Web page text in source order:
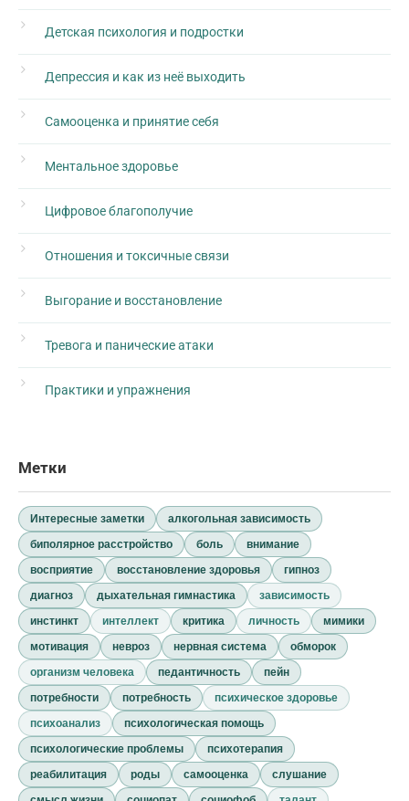
Детская психология и подростки
Депрессия и как из неё выходить
Самооценка и принятие себя
Ментальное здоровье
Цифровое благополучие
Отношения и токсичные связи
Выгорание и восстановление
Тревога и панические атаки
Практики и упражнения
Метки
Интересные заметки
алкогольная зависимость
биполярное расстройство
боль
внимание
восприятие
восстановление здоровья
гипноз
диагноз
дыхательная гимнастика
зависимость
инстинкт
интеллект критика личность
мимики
мотивация
невроз нервная система
обморок
организм человека
педантичность
пейн
потребности
потребность
психическое здоровье
психоанализ
психологическая помощь
психологические проблемы
психотерапия
реабилитация
роды самооценка
слушание